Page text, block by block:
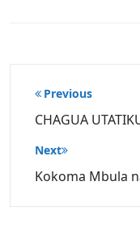
Post
navigation
Previous
CHAGUA
Next
Kokoma Mbula